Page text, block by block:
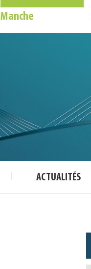
Manche
ACTUALITÉS